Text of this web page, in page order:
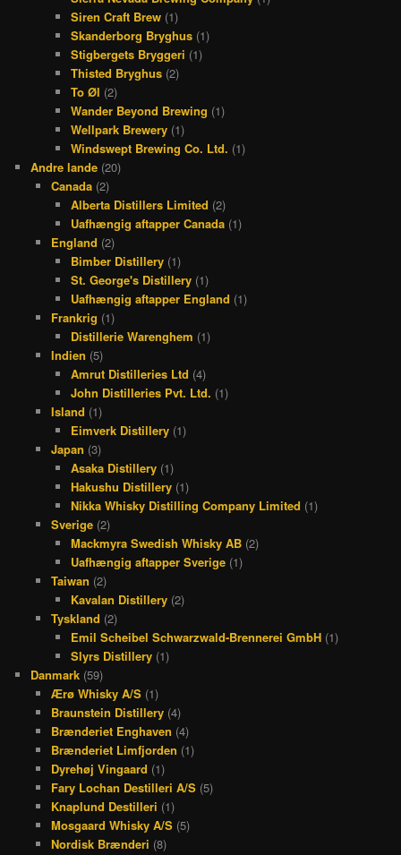
Siren Craft Brew (1)
Skanderborg Bryghus (1)
Stigbergets Bryggeri (1)
Thisted Bryghus (2)
To Øl (2)
Wander Beyond Brewing (1)
Wellpark Brewery (1)
Windswept Brewing Co. Ltd. (1)
Andre lande (20)
Canada(2)
Alberta Distillers Limited (2)
Uafhængig aftapper Canada (1)
England (2)
Bimber Distillery (1)
St. George's Distillery (1)
Uafhængig aftapper England (1)
Frankrig (1)
Distillerie Warenghem (1)
Indien (5)
Amrut Distilleries Ltd (4)
John Distilleries Pvt. Ltd. (1)
Island (1)
Eimverk Distillery (1)
Japan (3)
Asaka Distillery (1)
Hakushu Distillery (1)
Nikka Whisky Distilling Company Limited (1)
Sverige(2)
Mackmyra Swedish Whisky AB (2)
Uafhængig aftapper Sverige (1)
Taiwan (2)
Kavalan Distillery (2)
Tyskland (2)
Emil Scheibel Schwarzwald-Brennerei GmbH (1)
Slyrs Distillery (1)
Danmark (59)
Ærø Whisky A/S(1)
Braunstein Distillery(4)
Brænderiet Enghaven (4)
Brænderiet Limfjorden (1)
Dyrehøj Vingaard (1)
Fary Lochan Destilleri A/S(5)
Knaplund Destilleri (1)
Mosgaard Whisky A/S(5)
Nordisk Brænderi (8)